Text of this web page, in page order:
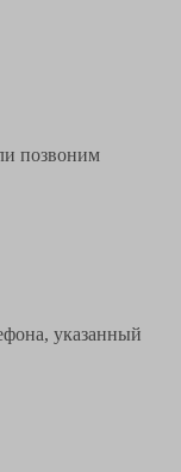
позвоним
указанный